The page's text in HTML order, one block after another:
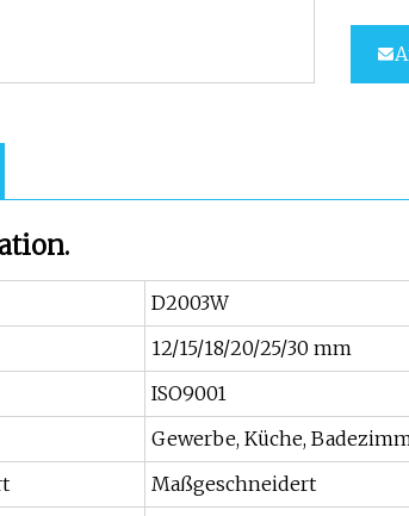
D2003W
12/15/18/20/25/30 mm
ISO9001
Gewerbe, Küche,
Maßgeschneidert